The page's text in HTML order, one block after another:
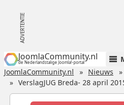
JoomlaCommunity.nl
de Nederlandstalige Joomla!-portal
JoomlaCommunity.nl Nieuws
VerslagJUG Breda- 28 april